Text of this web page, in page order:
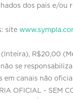
dos pais e/ou
site
R$20,00
se
em canais não
OFICIAL - SEM